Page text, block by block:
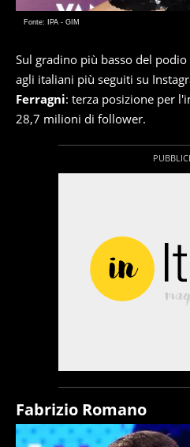
Fonte: IPA - GIM
Sul gradino più basso del
agli italiani più seguiti su
Ferragni: terza posizione per
28,7 milioni di follower.
Fabrizio Romano